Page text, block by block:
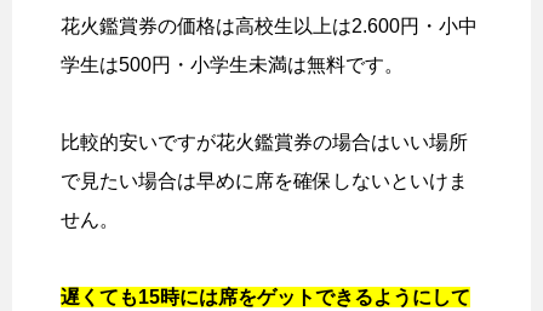
花火鑑賞券の価格は高校生以上は2.600円・小中
学生は500円・小学生未満は無料です。
比較的安いですが花火鑑賞券の場合はいい場所
で見たい場合は早めに席を確保しないといけま
せん。
遅くても15時には席をゲットできるようにして